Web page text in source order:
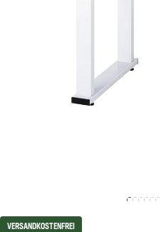
VERSANDKOSTENFREI